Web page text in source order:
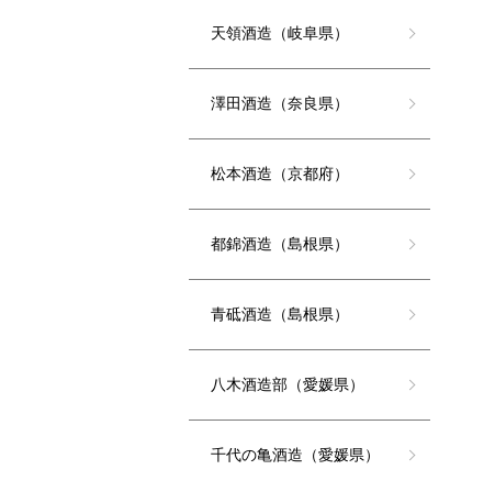
天領酒造（岐阜県）
澤田酒造（奈良県）
松本酒造（京都府）
都錦酒造（島根県）
青砥酒造（島根県）
八木酒造部（愛媛県）
千代の亀酒造（愛媛県）